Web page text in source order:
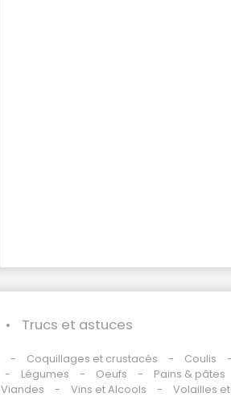
Trucs et astuces
Coquillages et crustacés
Coulis
Légumes Oeufs
Pains & pâtes
Viandes Vins et Alcools
Volailles et